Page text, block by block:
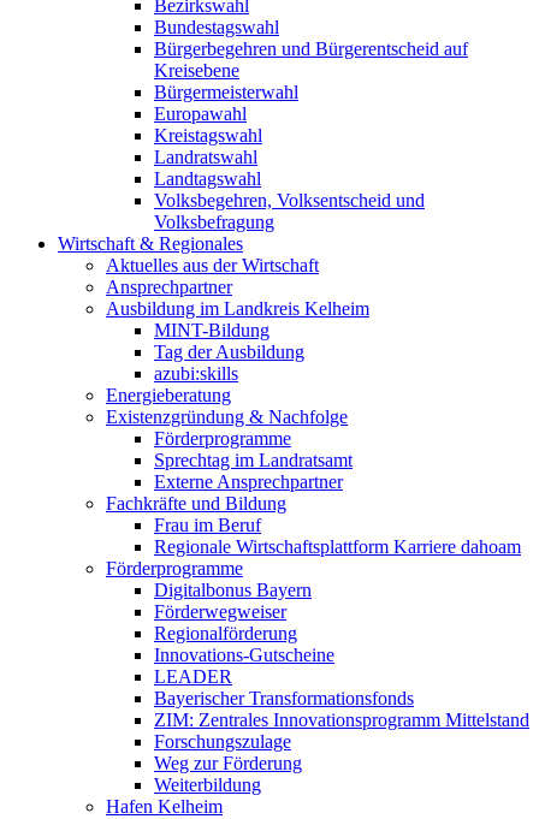
Bezirkswahl
Bundestagswahl
Bürgerbegehren und Bürgerentscheid auf
Kreisebene
Bürgermeisterwahl
Europawahl
Kreistagswahl
Landratswahl
Landtagswahl
Volksbegehren, Volksentscheid und
Volksbefragung
Wirtschaft & Regionales
Aktuelles aus der Wirtschaft
Ansprechpartner
Ausbildung im Landkreis Kelheim
MINT-Bildung
Tag der Ausbildung
azubi:skills
Energieberatung
Existenzgründung & Nachfolge
Förderprogramme
Sprechtag im Landratsamt
Externe Ansprechpartner
Fachkräfte und Bildung
Frau im Beruf
Regionale Wirtschaftsplattform Karriere dahoam
Förderprogramme
Digitalbonus Bayern
Förderwegweiser
Regionalförderung
Innovations-Gutscheine
LEADER
Bayerischer Transformationsfonds
ZIM: Zentrales Innovationsprogramm Mittelstand
Forschungszulage
Weg zur Förderung
Weiterbildung
Hafen Kelheim